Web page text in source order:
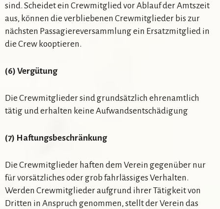
sind. Scheidet ein Crewmitglied vor Ablauf der Amtszeit
aus, können die verbliebenen Crewmitglieder bis zur
nächsten Passagiereversammlung ein Ersatzmitglied in
die Crew kooptieren.
(6) Vergütung
Die Crewmitglieder sind grundsätzlich ehrenamtlich
tätig und erhalten keine Aufwandsentschädigung
(7) Haftungsbeschränkung
Die Crewmitglieder haften dem Verein gegenüber nur
für vorsätzliches oder grob fahrlässiges Verhalten.
Werden Crewmitglieder aufgrund ihrer Tätigkeit von
Dritten in Anspruch genommen, stellt der Verein das